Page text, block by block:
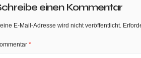
einen Kommentar
E-Mail-Adresse wird nicht veröffentlicht.
*